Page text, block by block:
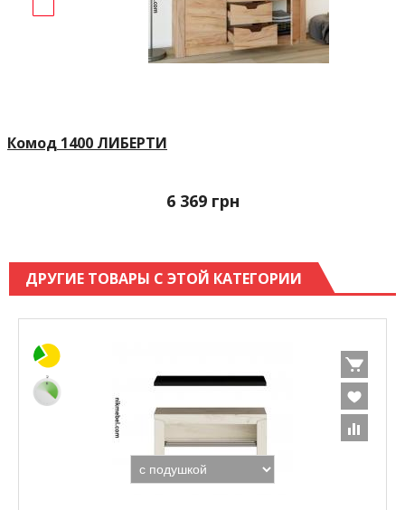
Комод 1400 ЛИБЕРТИ
6 369 грн
ДРУГИЕ ТОВАРЫ С ЭТОЙ КАТЕГОРИИ